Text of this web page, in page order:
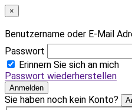
×
Benutzername oder E-Mail
Passwort
Erinnern Sie sich an mich
Passwort wiederherstellen
Anmelden
Sie haben noch kein Konto?